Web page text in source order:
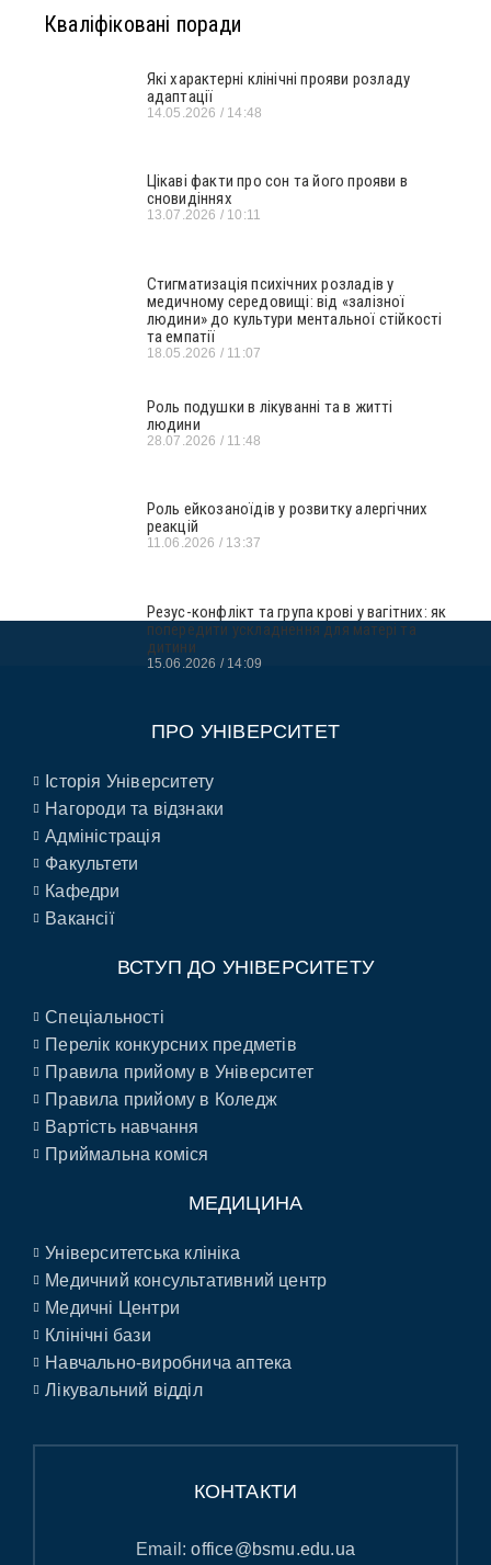
Кваліфіковані поради
Які характерні клінічні прояви розладу
адаптації
14.05.2026 14:48
Цікаві факти про сон та його прояви в
сновидіннях
13.07.2026 10:11
Стигматизація психічних розладів у
медичному середовищі: від «залізної
людини» до культури ментальної стійкості
та емпатії
18.05.2026 11:07
Роль подушки в лікуванні та в житті
людини
28.07.2026 11:48
Роль ейкозаноїдів у розвитку алергічних
реакцій
11.06.2026 13:37
Резус-конфлікт та група крові у вагітних: як
попередити ускладнення для матері та
дитини
15.06.2026 14:09
ПРО УНІВЕРСИТЕТ
Історія Університету
Нагороди та відзнаки
Адміністрація
Факультети
Кафедри
Вакансії
ВСТУП ДО УНІВЕРСИТЕТУ
Спеціальності
Перелік конкурсних предметів
Правила прийому в Університет
Правила прийому в Коледж
Вартість навчання
Приймальна коміся
МЕДИЦИНА
Університетська клініка
Медичний консультативний центр
Медичні Центри
Клінічні бази
Навчально-виробнича аптека
Лікувальний відділ
КОНТАКТИ
Email:office@bsmu.edu.ua